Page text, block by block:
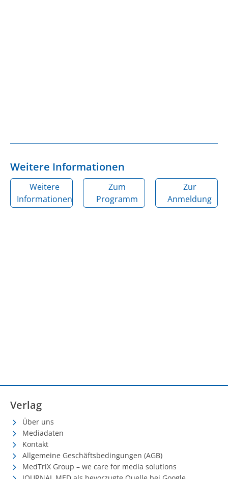
Weitere Informationen
Weitere
Informationen
Zum
Programm
Zur
Anmeldung
Verlag
Über uns
Mediadaten
Kontakt
Allgemeine Geschäftsbedingungen (AGB)
MedTriX Group – we care for media solutions